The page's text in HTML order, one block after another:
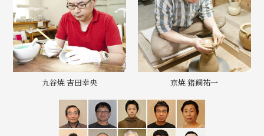
九谷焼 吉田幸央 京焼 猪飼祐一